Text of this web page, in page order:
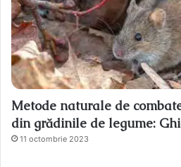
Metode naturale de
din grădinile de legume:
11 octombrie 2023